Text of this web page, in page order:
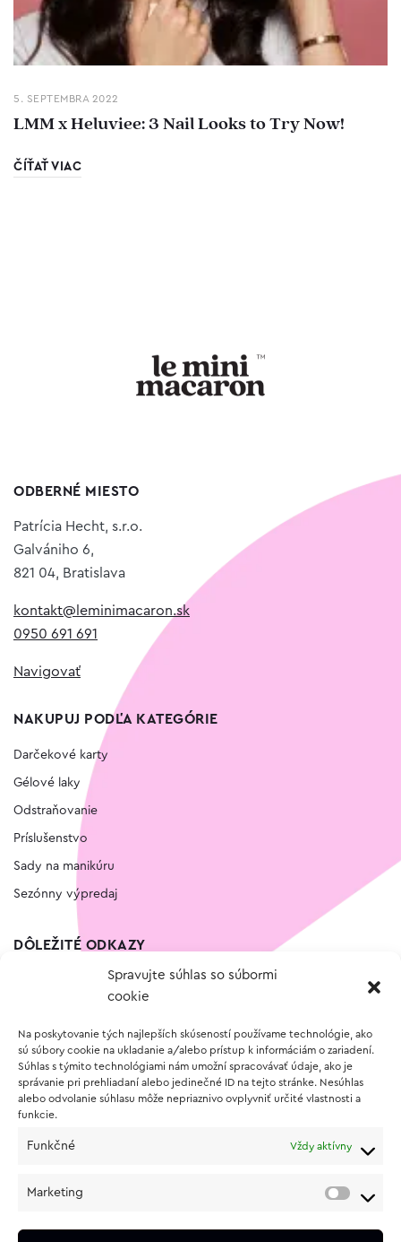
Spravujte súhlas so súbormi
cookie
Na poskytovanie tých najlepších skúseností používame technológie, ako
sú súbory cookie na ukladanie a/alebo prístup k informáciám o zariadení.
Súhlas s týmito technológiami nám umožní spracovávať údaje, ako je
správanie pri prehliadaní alebo jedinečné ID na tejto stránke. Nesúhlas
alebo odvolanie súhlasu môže nepriaznivo ovplyvniť určité vlastnosti a
funkcie.
Funkčné Vždy aktívny
Marketing
5. SEPTEMBRA 2022
LMM x Heluviee: 3 Nail Looks to Try Now!
ČÍŤAŤ VIAC
ODBERNÉ MIESTO
Patrícia Hecht, s.r.o.
Galvániho 6,
821 04, Bratislava
kontakt@leminimacaron.sk
0950 691 691
Navigovať
NAKUPUJ PODĽA KATEGÓRIE
Darčekové karty
Gélové laky
Odstraňovanie
Príslušenstvo
Sady na manikúru
Sezónny výpredaj
DÔLEŽITÉ ODKAZY
Vernostný program
O NÁKUPE
Vrátenie a reklamácia tovaru